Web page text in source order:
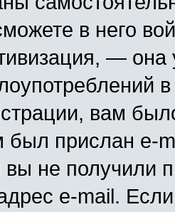
в него
—
вам
был прислан e-
не получили
e-mail.